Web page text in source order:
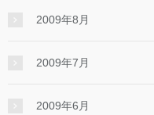
2009年8月
2009年7月
2009年6月